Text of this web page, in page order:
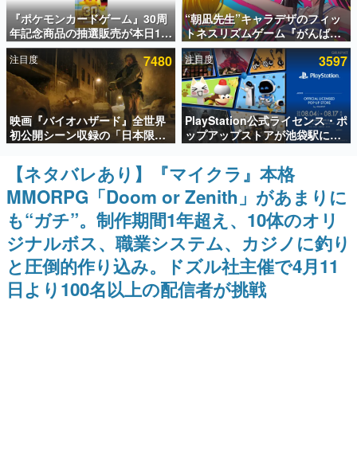
アプリセール情報
インタビュー
連載・特集一覧
殿堂入り記事
SNS拡散数が数千以上！ ページビュー数万以上！ などな
ど。多くの人々に読まれた、電ファミ渾身の“殿堂入り”記
事をまとめました。
ゲームの企画書
名作ゲームクリエイターの方々に製作時のエピソードをお
聞きし、ヒットする企画（ゲーム）とは何か？を探ってい
きます。
赫本
この物語を解いてはいけない。『赫本』は、〈試験問題〉
の形をした短編ホラー小説集です。
新世代に訊く
『ポケモンカードゲーム』30周
年記念商品の抽選販売が本日12
時より開始。拡張パック「30th
CELEBRATION」のボックス
に、「プレミアムデッキセット
エーフィ・ブラッキー」
「FUTURISTIC BOX」の計3商
品
“朝凪先生”キャラデザのフィッ
トネスリズムゲーム『がんば
れ！チアリズム』Steamストア
ページが公開。キャラクターの
CVは陽向葵ゅかさん
注目度 7480
映画『バイオハザード』全世界
初公開シーン収録の「日本限
定」予告映像が解禁。バイオの
日（8月10日）にあわせて、
「ラクーンシティ総合病院」へ
行く配達人の姿が披露
注目度 3597
PlayStation公式ライセンス・ポ
ップアップストアが池袋駅にて
期間限定で開催。夏のアパレル
や『ブラッドボーン』の新作ア
イテムが登場
【ネタバレあり】『マイクラ』本格
MMORPG「Doom or Zenith」があまりに
も“ガチ”。制作期間1年超え、10体のオリ
ジナルボス、職業システム、カジノに釣り
と圧倒的作り込み。ドズル社主催で4月11
日より100名以上の配信者が挑戦